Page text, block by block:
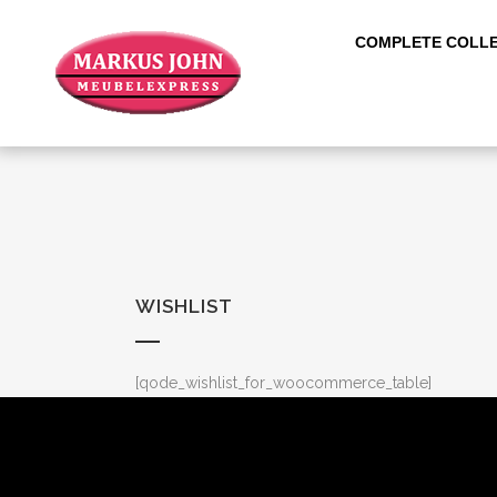
COMPLETE
WISHLIST
[qode_wishlist_for_woocommerce_table]